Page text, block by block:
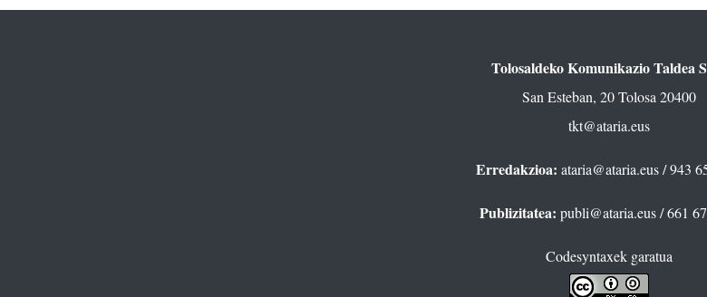
Tolosaldeko Komunikazio Taldea
San Esteban, 20 Tolosa 20400
tkt@ataria.eus
Erredakzioa: ataria@ataria.eus/ 943
Publizitatea: publi@ataria.eus/ 661
Codesyntaxek garatua